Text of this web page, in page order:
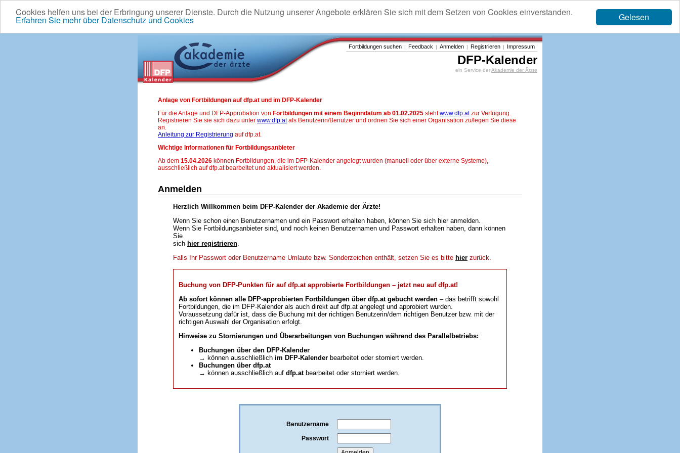
Gelesen
Cookies helfen uns bei der Erbringung unserer Dienste. Durch die Nutzung unserer Angebote erklären Sie sich mit dem Setzen von Cookies einverstanden.
Erfahren Sie mehr über Datenschutz und Cookies
Fortbildungen suchen | Feedback | Anmelden | Registrieren | Impressum
DFP-Kalender
ein Service derAkademie der Ärzte
Anlage von Fortbildungen auf dfp.at und im DFP-Kalender
Für die Anlage und DFP-Approbation von Fortbildungen mit einem Beginndatum ab 01.02.2025 stehtwww.dfp.atzur Verfügung.
Registrieren Sie sie sich dazu unter www.dfp.atals Benutzerin/Benutzer und ordnen Sie sich einer Organisation zu/legen Sie diese
an.
Anleitung zur Registrierung auf dfp.at.
Wichtige Informationen für Fortbildungsanbieter
Ab dem 15.04.2026 können Fortbildungen, die im DFP-Kalender angelegt wurden (manuell oder über externe Systeme),
ausschließlich auf dfp.at bearbeitet und aktualisiert werden.
Anmelden
Herzlich Willkommen beim DFP-Kalender der Akademie der Ärzte!
Wenn Sie schon einen Benutzernamen und ein Passwort erhalten haben, können Sie sich hier anmelden.
Wenn Sie Fortbildungsanbieter sind, und noch keinen Benutzernamen und Passwort erhalten haben, dann können
Sie
sich hier registrieren.
Falls Ihr Passwort oder Benutzername Umlaute bzw. Sonderzeichen enthält, setzen Sie es bitte hier zurück.
Buchung von DFP-Punkten für auf dfp.at approbierte Fortbildungen – jetzt neu auf dfp.at!
Ab sofort können alle DFP-approbierten Fortbildungen über dfp.at gebucht werden – das betrifft sowohl
Fortbildungen, die im DFP-Kalender als auch direkt auf dfp.at angelegt und approbiert wurden.
Voraussetzung dafür ist, dass die Buchung mit der richtigen Benutzerin/dem richtigen Benutzer bzw. mit der
richtigen Auswahl der Organisation erfolgt.
Hinweise zu Stornierungen und Überarbeitungen von Buchungen während des Parallelbetriebs:
Buchungen über den DFP-Kalender
→ können ausschließlich im DFP-Kalender bearbeitet oder storniert werden.
Buchungen über dfp.at
→ können ausschließlich auf dfp.atbearbeitet oder storniert werden.
Benutzername
Passwort